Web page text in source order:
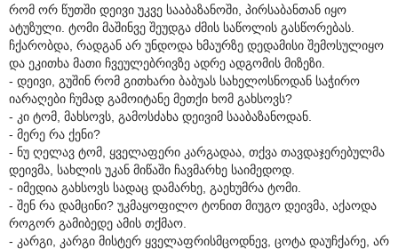
რომ ორ წუთში დეივი უკვე სააბაზანოში, პირსაბანთან იყო
ატუზული. ტომი მაშინვე შეუდგა ძმის საწოლის გასწორებას.
ჩქარობდა, რადგან არ უნდოდა ხმაურზე დედამისი შემოსულიყო
და ეკითხა მათი ჩვეულებრივზე ადრე ადგომის მიზეზი.
- დეივი, გუშინ რომ გითხარი ბაბუას სახელოსნოდან საჭირო
იარაღები ჩუმად გამოიტანე მეთქი ხომ გახსოვს?
- კი ტომ, მახსოვს, გამოსძახა დეივიმ სააბაზანოდან.
- მერე რა ქენი?
- ნუ ღელავ ტომ, ყველაფერი კარგადაა, თქვა თავდაჯერებულმა
დეივმა, სახლის უკან მიწაში ჩავმარხე საიმედოდ.
- იმედია გახსოვს სადაც დამარხე, გაეხუმრა ტომი.
- შენ რა დამცინი? უკმაყოფილო ტონით მიუგო დეივმა, აქაოდა
როგორ გამიბედე ამის თქმაო.
- კარგი, კარგი მისტერ ყველაფრისმცოდნევ, ცოტა დაუჩქარე, არ